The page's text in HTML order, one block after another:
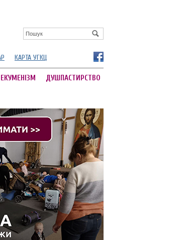
КАРТА УГКЦ
ЕКУМЕНІЗМ ДУШПАСТИРСТВО